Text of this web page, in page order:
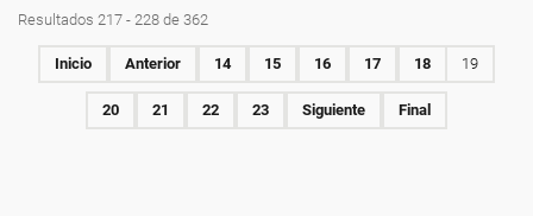
Resultados 217 - 228 de 362
Inicio Anterior 14 15 16 17 18 19
20 21 22 23 Siguiente Final